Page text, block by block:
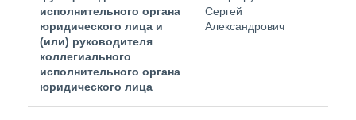
исполнительного органа
юридического лица и
(или) руководителя
коллегиального
исполнительного органа
юридического лица
Сергей
Александрович